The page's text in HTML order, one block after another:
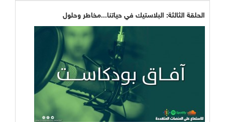
الحلقة الثالثة: البلاستيك في حياتنا...مخاطر وحلول